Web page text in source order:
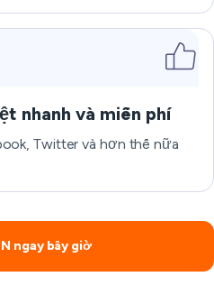
nhanh và miễn phí
Twitter và hơn thế nữa
ngay bây giờ